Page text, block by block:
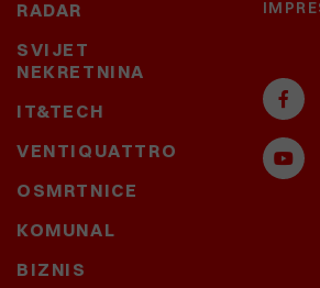
RADAR
SVIJET
NEKRETNINA
IT&TECH
VENTIQUATTRO
OSMRTNICE
KOMUNAL
BIZNIS